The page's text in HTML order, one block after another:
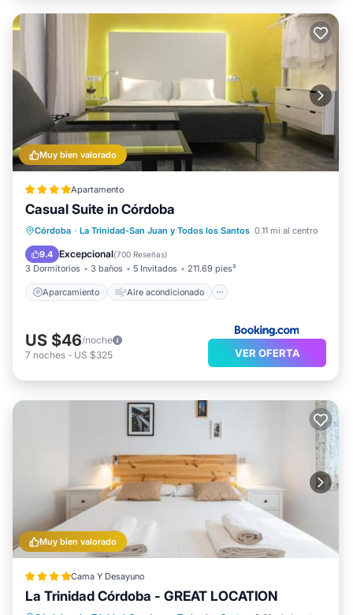
Muy bien valorado
Apartamento
Casual Suite in Córdoba
Córdoba · La Trinidad-San Juan y Todos los Santos 0.11 mi al centro
9.4 Excepcional(700 Reseñas)
3 Dormitorios 3 baños 5 Invitados 211.69 pies²
Aparcamiento Aire acondicionado
Aparcamiento
Aire acondicionado
Internet
Apto para niños
US $46/noche
7 noches - US $325 VER OFERTA
Muy bien valorado
Cama Y Desayuno
La Trinidad Córdoba - GREAT LOCATION
Desayuno